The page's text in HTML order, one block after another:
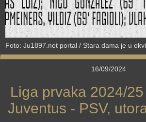
Foto: Ju1897.net portal / Stara dama je u
16/09/2024
Liga prvaka 2024/
Juventus - PSV,